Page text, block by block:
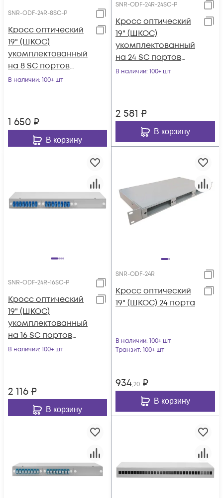
SNR-ODF-24R-8SC-P
Кросс оптический
19" (ШКОС)
укомплектованный
на 8 SC портов
(комплект с
В наличии: 100+ шт
1 650 ₽
В корзину
SNR-ODF-24R-24SC-P
Кросс оптический
19" (ШКОС)
укомплектованный
на 24 SC портов
(комплект с
В наличии: 100+ шт
2 581 ₽
В корзину
SNR-ODF-24R-16SC-P
Кросс оптический
19" (ШКОС)
укомплектованный
на 16 SC портов
(комплект с
В наличии: 100+ шт
2 116 ₽
В корзину
SNR-ODF-24R
Кросс оптический
19" (ШКОС) 24 порта
В наличии: 100+ шт
Транзит: 100+ шт
934,20 ₽
В корзину